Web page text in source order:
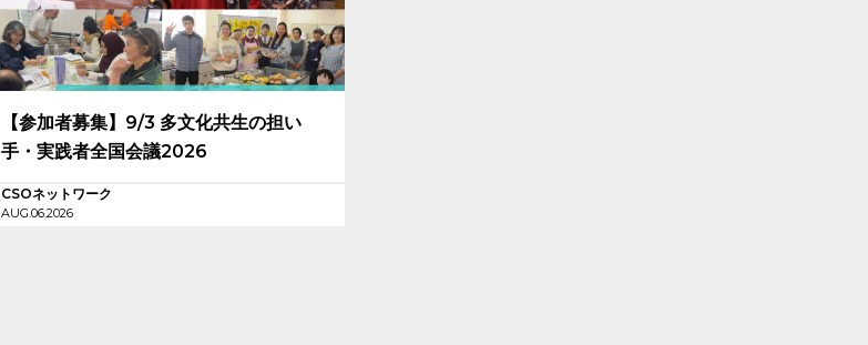
【参加者募集】9/3 多文化共生の担い
手・実践者全国会議2026
CSOネットワーク
AUG.06.2026